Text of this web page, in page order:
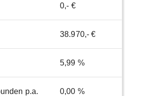
0,- €
38.970,- €
5,99 %
p.a. 0,00 %